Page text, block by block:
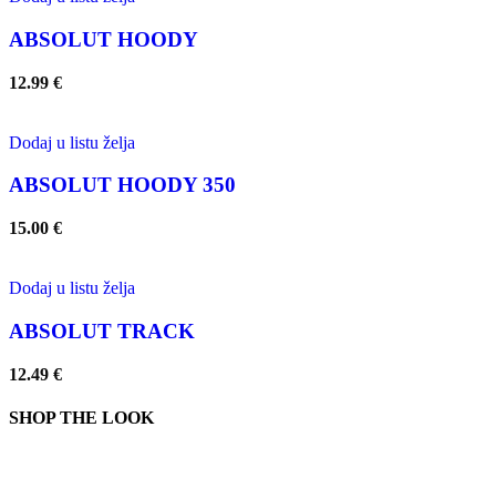
ABSOLUT HOODY
12.99 €
Dodaj u listu želja
ABSOLUT HOODY 350
15.00 €
Dodaj u listu želja
ABSOLUT TRACK
12.49 €
SHOP THE LOOK